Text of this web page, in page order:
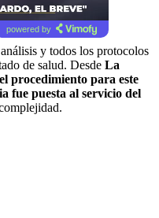
powered by
y todos los protocolos
de salud. Desde La
procedimiento para este
fue puesta al servicio del